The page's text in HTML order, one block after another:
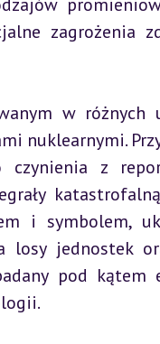
zagrożenia
w różnych
nuklearnymi.
czynienia z
i symbolem,
jednostek
pod kątem